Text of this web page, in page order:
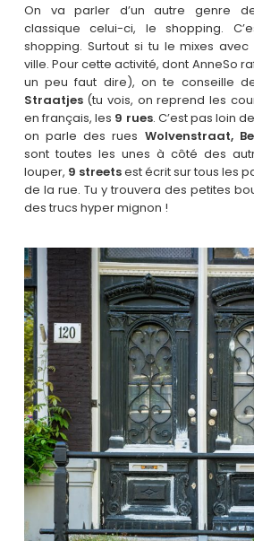
On va parler d’un autre genre
classique celui-ci, le shopping.
shopping. Surtout si tu le mixes
ville. Pour cette activité, dont AnneSo
un peu faut dire), on te conseille
Straatjes(tu vois, on reprend les
en français, les 9 rues. C’est pas loin
on parle des rues Wolvenstraat,
sont toutes les unes à côté des
louper, 9 streetsest écrit sur tous les
de la rue. Tu y trouvera des petites
des trucs hyper mignon !